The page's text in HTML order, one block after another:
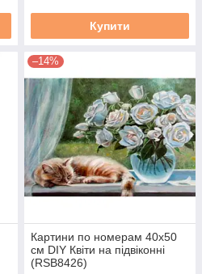
Купити
–14%
Картини по номерам 40х50
см DIY Квіти на підвіконні
(RSB8426)